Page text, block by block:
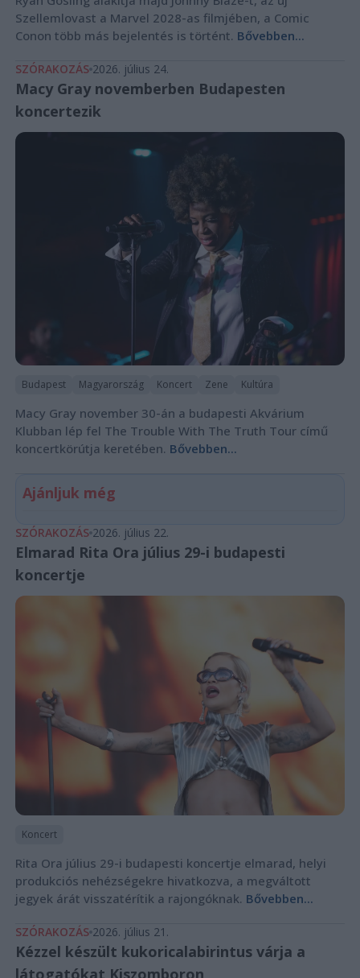
Szellemlovast a Marvel 2028-as filmjében, a Comic
Conon több más bejelentés is történt. Bővebben...
SZÓRAKOZÁS 2026. július 24.
Macy Gray novemberben Budapesten
koncertezik
Budapest Magyarország Koncert Zene Kultúra
Macy Gray november 30-án a budapesti Akvárium
Klubban lép fel The Trouble With The Truth Tour című
koncertkörútja keretében. Bővebben...
Ajánljuk még
SZÓRAKOZÁS 2026. július 22.
Elmarad Rita Ora július 29-i budapesti
koncertje
Koncert
Rita Ora július 29-i budapesti koncertje elmarad, helyi
produkciós nehézségekre hivatkozva, a megváltott
jegyek árát visszatérítik a rajongóknak. Bővebben...
SZÓRAKOZÁS 2026. július 21.
Kézzel készült kukoricalabirintus várja a
látogatókat Kiszomboron